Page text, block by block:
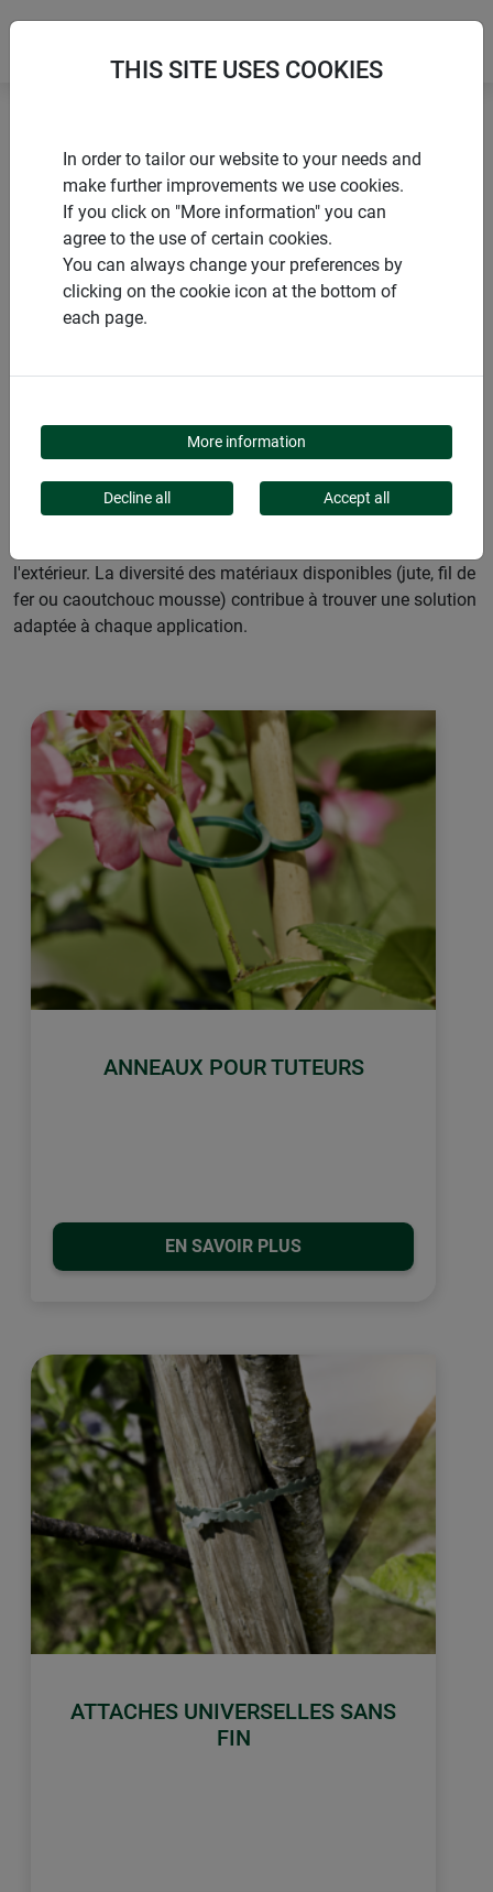
Accueil
Produits de Windhager Home & Garden
Jardins
Accessoires de jardin Liens & clips
CATÉGORIE DE PRODUITS
LIENS & CLIPS
jardin et à la maison. Qu'il s'agisse d'attacher des plantes,
d'organiser des câbles ou de regrouper divers objets, ils
l'extérieur. La diversité des matériaux disponibles (jute, fil de
fer ou caoutchouc mousse) contribue à trouver une solution
adaptée à chaque application.
ANNEAUX POUR TUTEURS
EN SAVOIR PLUS
ATTACHES UNIVERSELLES SANS
FIN
THIS SITE USES COOKIES
In order to tailor our website to your needs and
make further improvements we use cookies.
If you click on "More information" you can
agree to the use of certain cookies.
You can always change your preferences by
clicking on the cookie icon at the bottom of
each page.
More information
Decline all Accept all